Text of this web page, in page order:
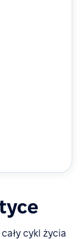
cykl życia